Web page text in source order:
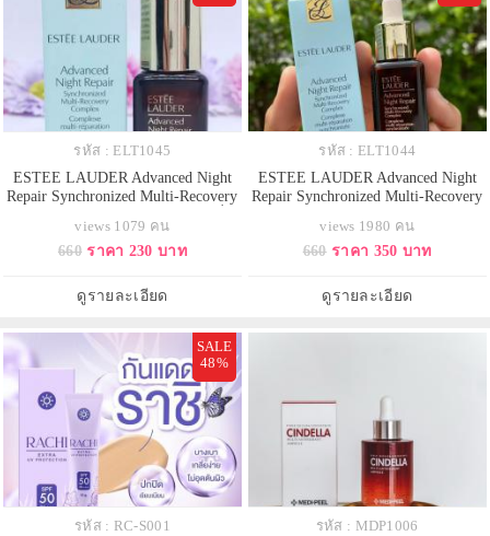
รหัส : ELT1045
ESTEE LAUDER Advanced Night
Repair Synchronized Multi-Recovery
ฟื้นบำรุงผิวยามค่ำคืนอันดับ1 ด้วย
พลังแห่งการฟื้นบำรุงผิวอย่าง
สูตรใหม่ ปี 2020 เซรั่มสูตรก้าวล้ำ
ช่วยฟื้นบำรุงเส้นริ้
views 1079 คน
660 ราคา 230 บาท
ดูรายละเอียด
รหัส : ELT1044
ESTEE LAUDER Advanced Night
Repair Synchronized Multi-Recovery
ดรอป) เซรั่มฟื้นบำรุงผิวยามค่ำคืน
อันดับ1 ด้วยพลังแห่งการฟื้นบำรุงผิว
ด้วยสูตรใหม่ ปี 2020 เซรั่มสูตรก้าว
ล้ำ ช่วยฟื้นบำรุงเส้นริ้
views 1980 คน
660 ราคา 350 บาท
ดูรายละเอียด
SALE
48%
รหัส : RC-S001
รหัส : MDP1006